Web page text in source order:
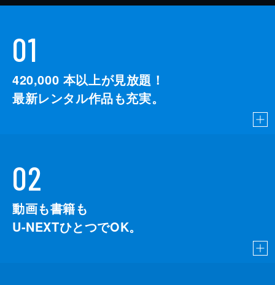
01
420,000 本以上が見放題！
最新レンタル作品も充実。
02
動画も書籍も
U-NEXTひとつでOK。